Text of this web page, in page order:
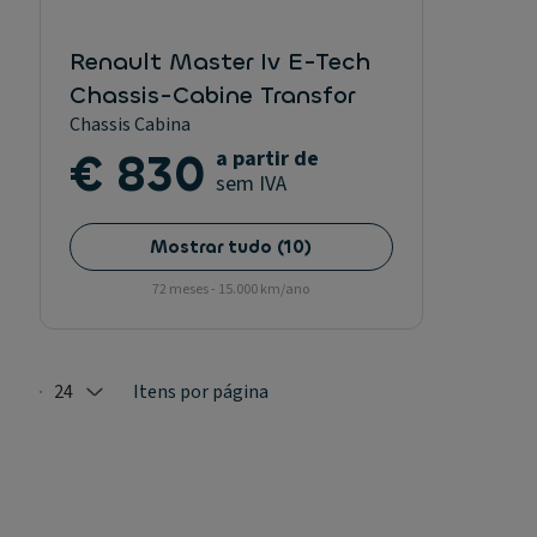
Renault Master Iv E-Tech
Chassis-Cabine Transfor
Chassis Cabina
€ 830 a partir de
sem IVA
Mostrar tudo (10)
72 meses - 15.000 km/ano
Selected: 24
24 Itens por página